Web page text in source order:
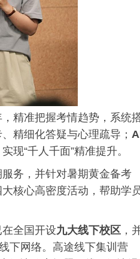
精准把握考情趋势，系统
精细化答疑与心理疏导；
现“千人千面”精准提升。
务，并针对暑期黄金备考
核心高密度活动，帮助学
全国开设九大线下校区 ，
下网络。高途线下集训营